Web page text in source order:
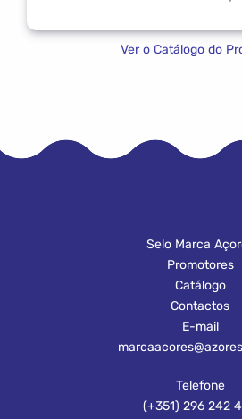
Ver o Catálogo do
Selo Marca
Promotores
Catálogo
Contactos
E-mail
Telefone
(+351) 296 242